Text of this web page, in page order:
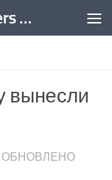
Journalists and Media Workers United
вынесли
ОБНОВЛЕНО